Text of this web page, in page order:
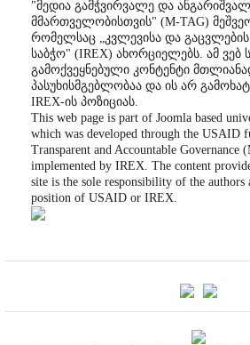
"მედია გამჭვირვალე და
მმართველობისთვის" (M-TAG)
რომელსაც „კვლევისა და
საბჭო" (IREX) ახორციელებს. ამ ვებ
გამოქვეყნებული კონტენტი
პასუხისმგებლობაა და ის არ
IREX-ის პოზიციას.
This web page is part of Joomla based
which was developed through the USAID
Transparent and Accountable Governance
implemented by IREX. The content
site is the sole responsibility of the authors
position of USAID or IREX.